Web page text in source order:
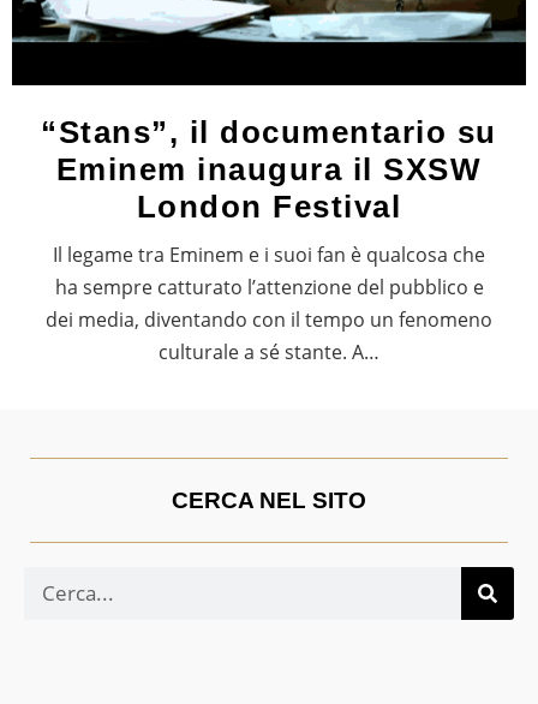
“Stans”, il documentario su
Eminem inaugura il SXSW
London Festival
Il legame tra Eminem e i suoi fan è qualcosa che
ha sempre catturato l’attenzione del pubblico e
dei media, diventando con il tempo un fenomeno
culturale a sé stante. A…
CERCA NEL SITO